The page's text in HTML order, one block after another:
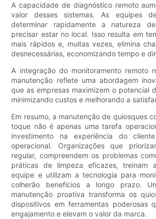
A capacidade de diagnóstico remoto
valor desses sistemas. As equipes
determinar rapidamente a natureza
precisar estar no local. Isso resulta em
mais rápidos e, muitas vezes, elimina
desnecessárias, economizando tempo e
A integração do monitoramento remoto
manutenção reflete uma abordagem
que as empresas maximizem o potencial
minimizando custos e melhorando a
Em resumo, a manutenção de quiosques
toque não é apenas uma tarefa
investimento na experiência do
operacional. Organizações que
regular, compreendem os problemas
práticas de limpeza eficazes, treinam
equipe e utilizam a tecnologia para
colherão benefícios a longo prazo.
manutenção proativa transforma os
dispositivos em ferramentas poderosas
engajamento e elevam o valor da marca.